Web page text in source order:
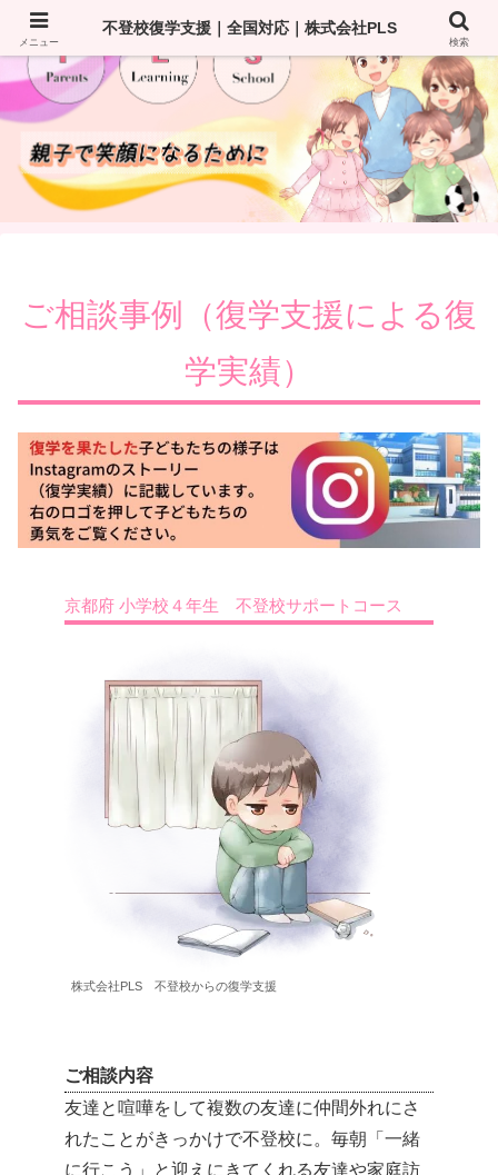
ご相談事例（復学支援による復
学実績）
京都府 小学校４年生 不登校サポートコース
株式会社PLS 不登校からの復学支援
ご相談内容
友達と喧嘩をして複数の友達に仲間外れにさ
れたことがきっかけで不登校に。毎朝「一緒
に行こう」と迎えにきてくれる友達や家庭訪
メニュー
不登校復学支援｜全国対応｜株式会社PLS
検索